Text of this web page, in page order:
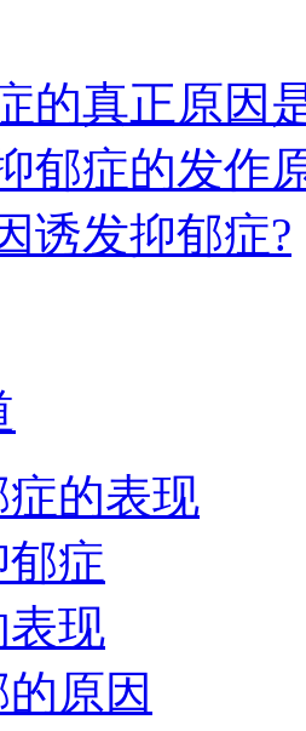
的真正原因
郁症的发作
诱发抑郁症?
症的表现
症
现
原因